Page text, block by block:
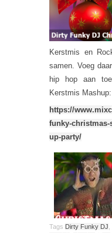
Kerstmis en
samen. Voeg
hip hop aan
Kerstmis Mashup:
https://
funky-
up-party/
Tags Dirty Funky DJ